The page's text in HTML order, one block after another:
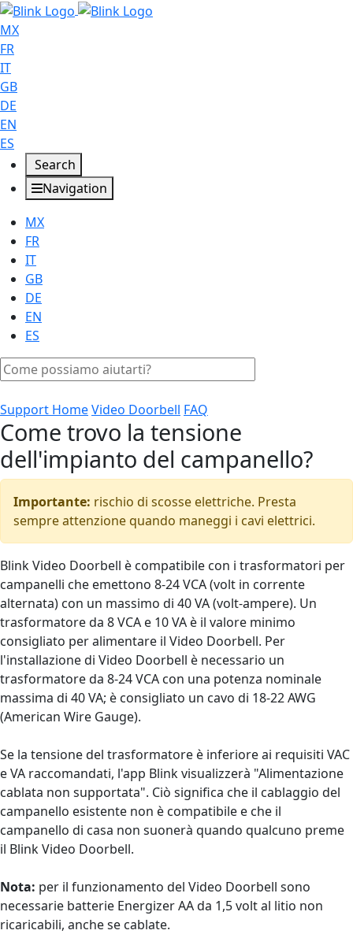
MX
FR
IT
GB
DE
EN
ES
Search
Navigation
MX
FR
IT
GB
DE
EN
ES
Support HomeVideo Doorbell FAQ
Come trovo la tensione
dell'impianto del campanello?
Importante: rischio di scosse elettriche. Presta
sempre attenzione quando maneggi i cavi elettrici.
Blink Video Doorbell è compatibile con i trasformatori per
campanelli che emettono 8-24 VCA (volt in corrente
alternata) con un massimo di 40 VA (volt-ampere). Un
trasformatore da 8 VCA e 10 VA è il valore minimo
consigliato per alimentare il Video Doorbell. Per
l'installazione di Video Doorbell è necessario un
trasformatore da 8-24 VCA con una potenza nominale
massima di 40 VA; è consigliato un cavo di 18-22 AWG
(American Wire Gauge).
Se la tensione del trasformatore è inferiore ai requisiti VAC
e VA raccomandati, l'app Blink visualizzerà "Alimentazione
cablata non supportata". Ciò significa che il cablaggio del
campanello esistente non è compatibile e che il
campanello di casa non suonerà quando qualcuno preme
il Blink Video Doorbell.
Nota: per il funzionamento del Video Doorbell sono
necessarie batterie Energizer AA da 1,5 volt al litio non
ricaricabili, anche se cablate.